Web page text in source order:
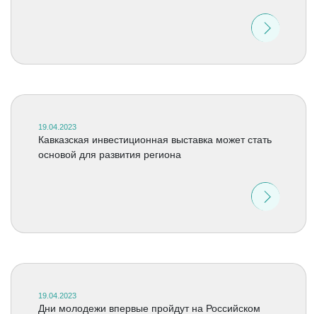
19.04.2023
Кавказская инвестиционная выставка может стать
основой для развития региона
19.04.2023
Дни молодежи впервые пройдут на Российском